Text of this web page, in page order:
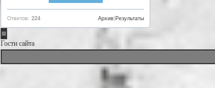
Ответов: 224 Результаты
Архив
Гости сайта